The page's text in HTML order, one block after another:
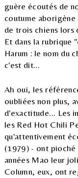
guère écoutés de
coutume aborigène
de trois chiens lors
Et dans la rubrique
Harum : le nom du
c'est dit...
Ah oui, les
oubliées non plus,
d'exactitude... Les
les Red Hot Chili
qu'attentivement
(1979) - ont
années Mao leur
Column, eux, ont